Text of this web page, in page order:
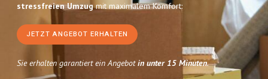
stressfreien Umzugmit maximalem Komfort:
JETZT ANGEBOT ERHALTEN
Sie erhalten garantiert ein Angebotin unter 15 Minuten.